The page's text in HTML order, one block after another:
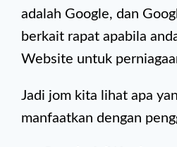
adalah Google, dan
berkait rapat apabila
Website untuk
Jadi jom kita lihat apa
manfaatkan dengan